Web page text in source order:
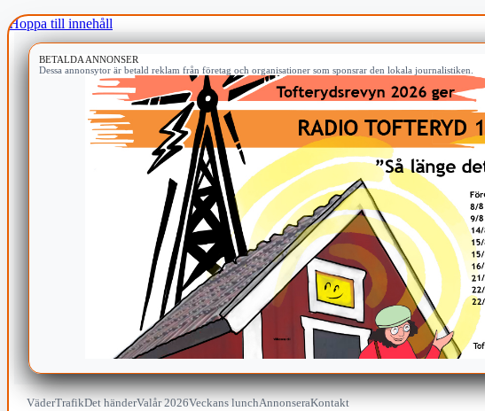
Hoppa till innehåll
BETALDA ANNONSER
Dessa annonsytor är betald reklam från företag och organisationer som sponsrar den lokala journalistiken.
VäderTrafikDet händerValår 2026Veckans lunchAnnonseraKontakt